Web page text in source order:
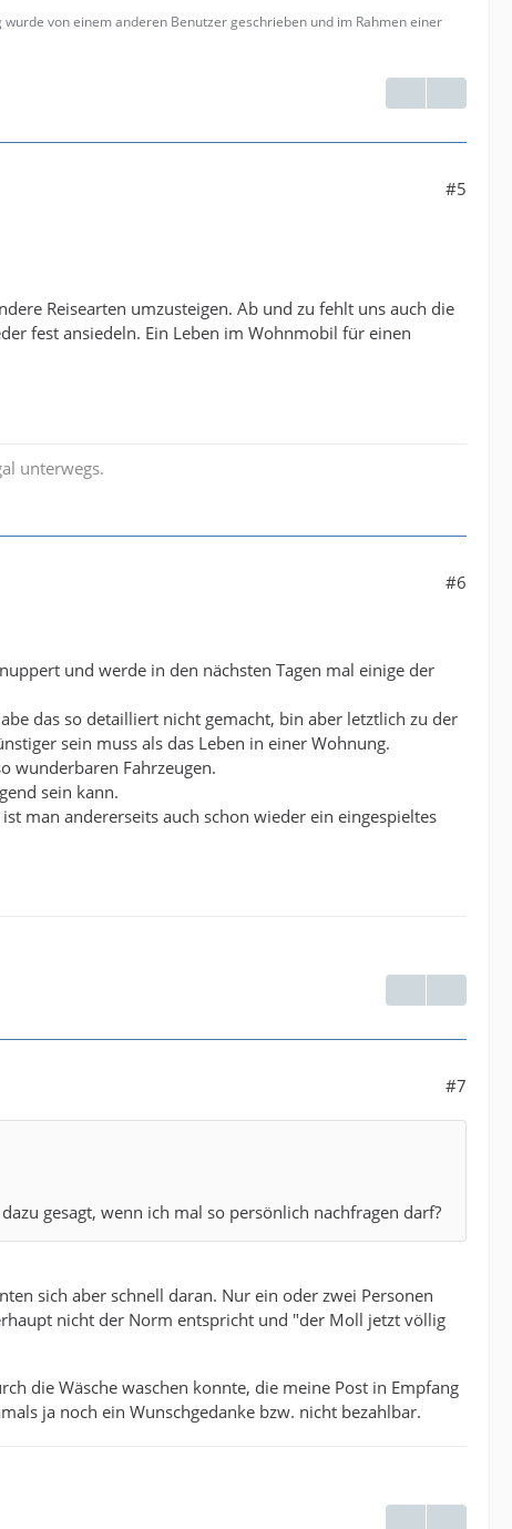
von einem anderen Benutzer geschrieben und im Rahmen einer
#5
Reisearten umzusteigen. Ab und zu fehlt uns auch die
fest ansiedeln. Ein Leben im Wohnmobil für einen
unterwegs.
#6
und werde in den nächsten Tagen mal einige der
das so detailliert nicht gemacht, bin aber letztlich zu der
sein muss als das Leben in einer Wohnung.
wunderbaren Fahrzeugen.
sein kann.
man andererseits auch schon wieder ein eingespieltes
#7
gesagt, wenn ich mal so persönlich nachfragen darf?
sich aber schnell daran. Nur ein oder zwei Personen
nicht der Norm entspricht und "der Moll jetzt völlig
die Wäsche waschen konnte, die meine Post in Empfang
ja noch ein Wunschgedanke bzw. nicht bezahlbar.